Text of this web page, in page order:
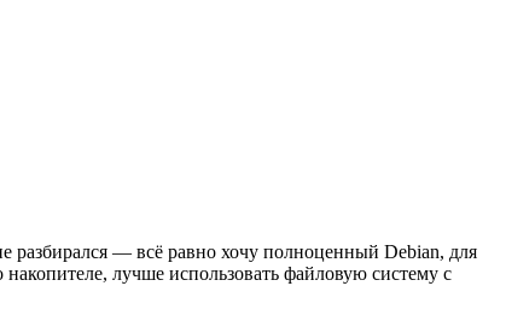
— всё равно хочу полноценный Debian, для
лучше использовать файловую систему с